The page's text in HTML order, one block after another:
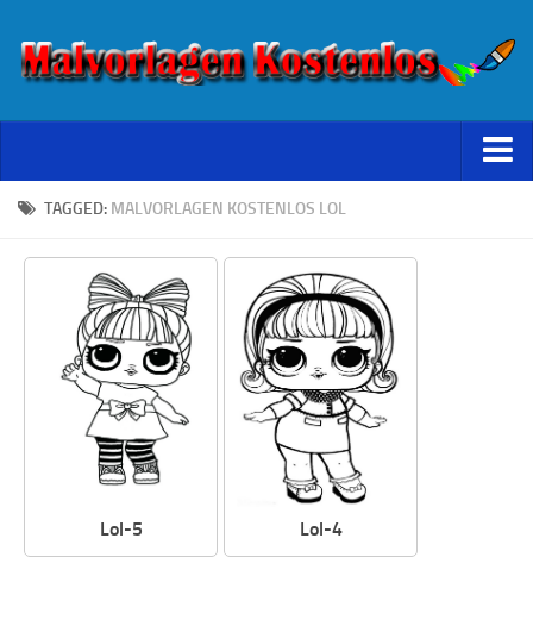
Starseite
TAGGED: MALVORLAGEN KOSTENLOS LOL
Lol-5 Lol-4